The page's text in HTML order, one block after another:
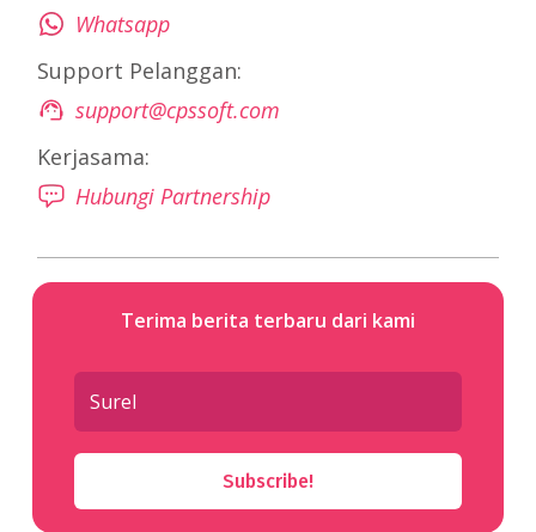
Whatsapp
Support Pelanggan:
support@cpssoft.com
Kerjasama:
Hubungi Partnership
Terima berita terbaru dari kami
Subscribe!